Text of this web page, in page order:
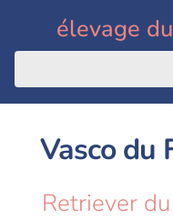
élevage
Vasco du
Retriever